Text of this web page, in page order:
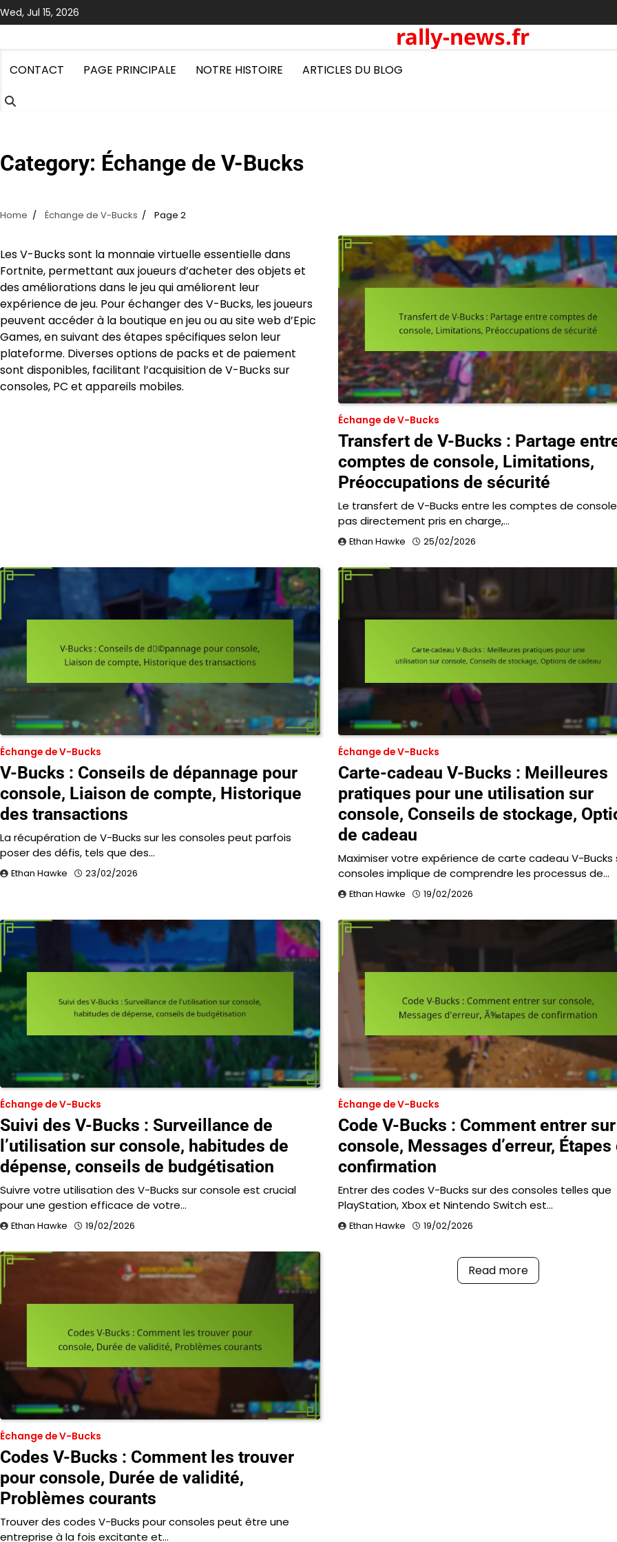
Skip
to
Wed, Jul 15, 2026
rally-news.fr
CONTACT PAGE PRINCIPALE NOTRE HISTOIRE ARTICLES DU BLOG
Category: Échange de V-Bucks
Home Échange de V-Bucks Page 2
Les V-Bucks sont la monnaie virtuelle essentielle dans
Fortnite, permettant aux joueurs d’acheter des objets et
des améliorations dans le jeu qui améliorent leur
expérience de jeu. Pour échanger des V-Bucks, les joueurs
peuvent accéder à la boutique en jeu ou au site web d’Epic
Games, en suivant des étapes spécifiques selon leur
plateforme. Diverses options de packs et de paiement
sont disponibles, facilitant l’acquisition de V-Bucks sur
consoles, PC et appareils mobiles.
Échange de V-Bucks
Transfert de V-Bucks : Partage
comptes de console, Limitations,
Préoccupations de sécurité
Le transfert de V-Bucks entre les comptes de console
pas directement pris en charge,…
Ethan Hawke 25/02/2026
Échange de V-Bucks
V-Bucks : Conseils de dépannage pour
console, Liaison de compte, Historique
des transactions
La récupération de V-Bucks sur les consoles peut parfois
poser des défis, tels que des…
Ethan Hawke 23/02/2026
Échange de V-Bucks
Carte-cadeau V-Bucks : Meilleures
pratiques pour une utilisation sur
console, Conseils de stockage,
de cadeau
Maximiser votre expérience de carte cadeau V-Bucks
consoles implique de comprendre les processus de…
Ethan Hawke 19/02/2026
Échange de V-Bucks
Suivi des V-Bucks : Surveillance de
l’utilisation sur console, habitudes de
dépense, conseils de budgétisation
Suivre votre utilisation des V-Bucks sur console est crucial
pour une gestion efficace de votre…
Ethan Hawke 19/02/2026
Échange de V-Bucks
Code V-Bucks : Comment entrer sur
console, Messages d’erreur, Étapes
confirmation
Entrer des codes V-Bucks sur des consoles telles que
PlayStation, Xbox et Nintendo Switch est…
Ethan Hawke 19/02/2026
Échange de V-Bucks
Codes V-Bucks : Comment les trouver
pour console, Durée de validité,
Problèmes courants
Trouver des codes V-Bucks pour consoles peut être une
entreprise à la fois excitante et…
Read more